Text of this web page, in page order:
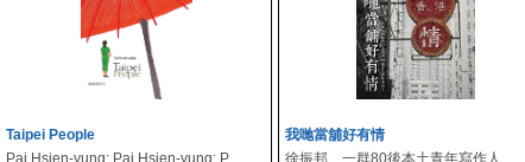
Taipei People
Pai Hsien-yung; Pai Hsien-yung; Patia Yasin; George Kao (編)
我哋當舖好有情
徐振邦、一群80後本土青年寫作人